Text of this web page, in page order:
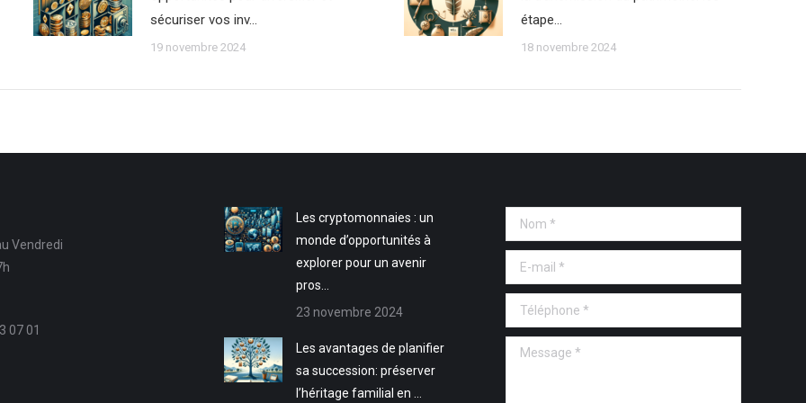
sécuriser vos inv…
19 novembre 2024
étape…
18 novembre 2024
Vendredi
07 01
Les cryptomonnaies : un
monde d’opportunités à
explorer pour un avenir
pros…
23 novembre 2024
Les avantages de planifier
sa succession: préserver
l’héritage familial en …
Nom *
E-mail *
Téléphone *
Message *